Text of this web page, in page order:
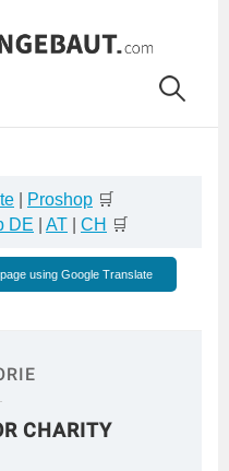
Proshop 🛒
DE AT CH 🛒
using Google Translate
CHARITY